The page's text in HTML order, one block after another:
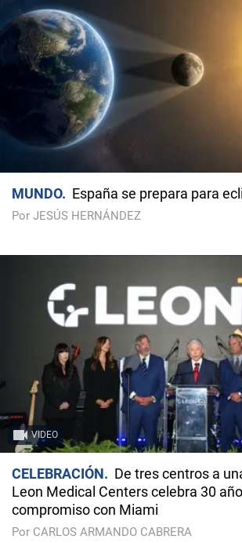
MUNDO España se prepara para
Por JESÚS HERNÁNDEZ
VIDEO
CELEBRACIÓN
De tres centros a
Leon Medical Centers celebra 30
compromiso con Miami
Por CARLOS ARMANDO CABRERA